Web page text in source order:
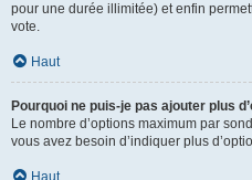
pour une durée illimitée) et enfin
vote.
Haut
Pourquoi ne puis-je pas ajouter plus
Le nombre d’options maximum par
vous avez besoin d’indiquer plus
Haut